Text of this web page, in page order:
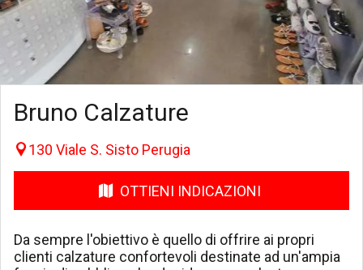
Bruno Calzature
130 Viale S. Sisto Perugia
OTTIENI INDICAZIONI
Da sempre l'obiettivo è quello di offrire ai propri
clienti calzature confortevoli destinate ad un'ampia